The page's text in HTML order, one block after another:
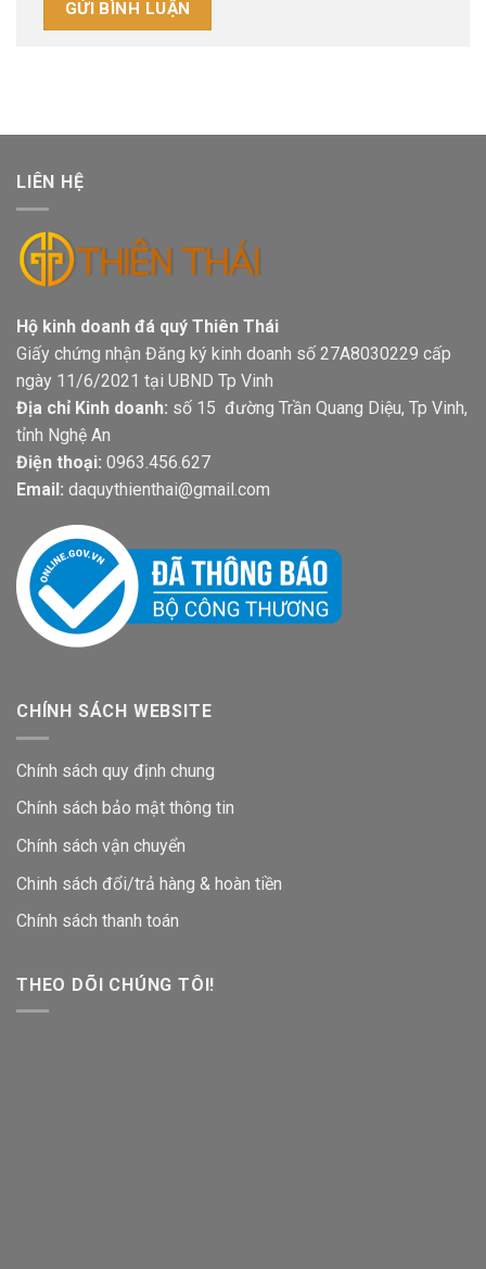
LIÊN HỆ
Hộ kinh doanh đá quý Thiên Thái
Giấy chứng nhận Đăng ký kinh doanh số 27A8030229 cấp
ngày 11/6/2021 tại UBND Tp Vinh
Địa chỉ Kinh doanh: số 15 đường Trần Quang Diệu, Tp Vinh,
tỉnh Nghệ An
Điện thoại: 0963.456.627
Email: daquythienthai@gmail.com
CHÍNH SÁCH WEBSITE
Chính sách quy định chung
Chính sách bảo mật thông tin
Chính sách vận chuyển
Chinh sách đổi/trả hàng & hoàn tiền
Chính sách thanh toán
THEO DÕI CHÚNG TÔI!